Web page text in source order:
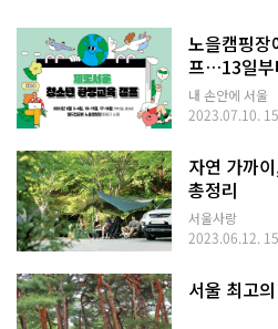
노을캠핑장
프…13일부
내 손안에 서울
2023.07.10.
자연 가까
총정리
서울사랑
2023.06.12.
서울 최고